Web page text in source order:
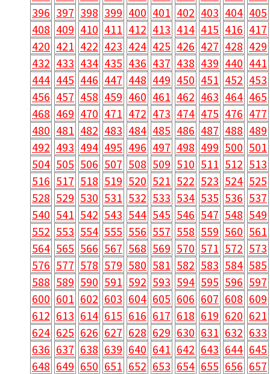
396 397 398 399 400 401 402 403 404 405
408 409 410 411 412 413 414 415 416 417
420 421 422 423 424 425 426 427 428 429
432 433 434 435 436 437 438 439 440 441
444 445 446 447 448 449 450 451 452 453
456 457 458 459 460 461 462 463 464 465
468 469 470 471 472 473 474 475 476 477
480 481 482 483 484 485 486 487 488 489
492 493 494 495 496 497 498 499 500 501
504 505 506 507 508 509 510 511 512 513
516 517 518 519 520 521 522 523 524 525
528 529 530 531 532 533 534 535 536 537
540 541 542 543 544 545 546 547 548 549
552 553 554 555 556 557 558 559 560 561
564 565 566 567 568 569 570 571 572 573
576 577 578 579 580 581 582 583 584 585
588 589 590 591 592 593 594 595 596 597
600 601 602 603 604 605 606 607 608 609
612 613 614 615 616 617 618 619 620 621
624 625 626 627 628 629 630 631 632 633
636 637 638 639 640 641 642 643 644 645
648 649 650 651 652 653 654 655 656 657